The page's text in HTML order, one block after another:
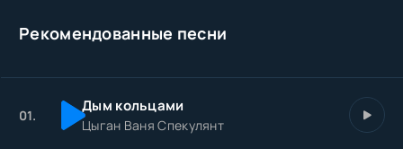
Милая, ты стала бывшей -;
Ты меня считала слабым,;
Ты сама тому причина,;
Рекомендованные песни
01. Дым кольцами
Цыган Ваня Спекулянт